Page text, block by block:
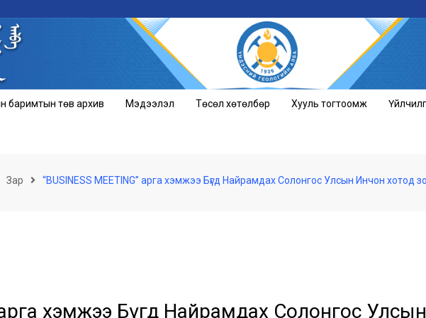
баримтын төв архив Мэдээлэл Төсөл хөтөлбөр Хууль тогтоомж
Зар “BUSINESS MEETING” арга хэмжээ Бүгд Найрамдах Солонгос Улсын Инчон хотод
арга хэмжээ Бүгд Найрамдах Солонгос Улсын